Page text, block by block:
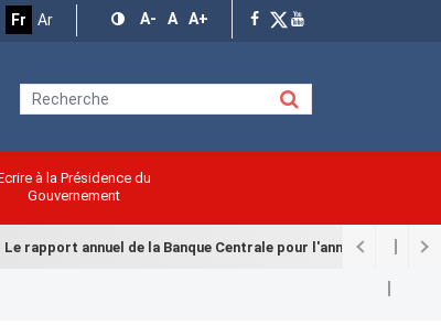
A- A A+
Fr Ar
à la Présidence du
Gouvernement
rapport annuel de la Banque Centrale pour l'année 2025 remis à